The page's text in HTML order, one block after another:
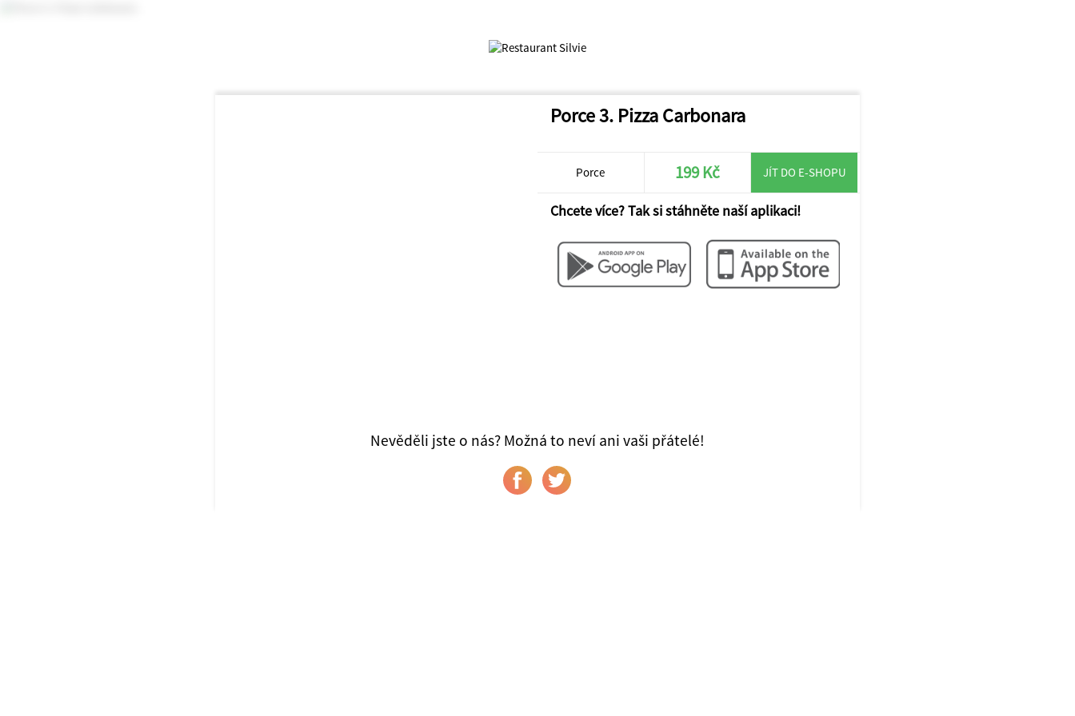
Porce 3. Pizza Carbonara
Porce 199 Kč JÍT DO E-SHOPU
Chcete více? Tak si stáhněte naší aplikaci!
Nevěděli jste o nás? Možná to neví ani vaši přátelé!